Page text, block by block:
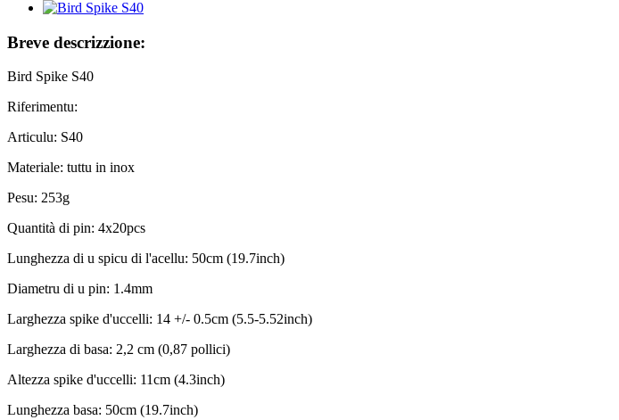
Breve descrizzione:
Bird Spike S40
Riferimentu:
Articulu: S40
Materiale: tuttu in inox
Pesu: 253g
Quantità di pin: 4x20pcs
Lunghezza di u spicu di l'acellu: 50cm (19.7inch)
Diametru di u pin: 1.4mm
Larghezza spike d'uccelli: 14 +/- 0.5cm (5.5-5.52inch)
Larghezza di basa: 2,2 cm (0,87 pollici)
Altezza spike d'uccelli: 11cm (4.3inch)
Lunghezza basa: 50cm (19.7inch)